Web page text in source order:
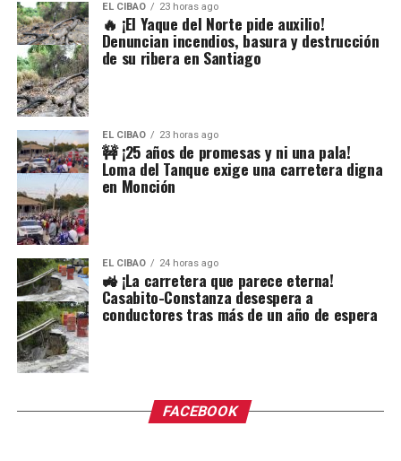
EL CIBAO 23 horas ago
🔥 ¡El Yaque del Norte pide auxilio!
Denuncian incendios, basura y destrucción
de su ribera en Santiago
EL CIBAO 23 horas ago
🚧 ¡25 años de promesas y ni una pala!
Loma del Tanque exige una carretera digna
en Monción
EL CIBAO 24 horas ago
🚜 ¡La carretera que parece eterna!
Casabito-Constanza desespera a
conductores tras más de un año de espera
FACEBOOK